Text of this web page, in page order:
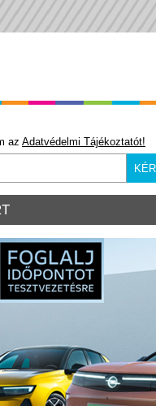
az Adatvédelmi Tájékoztatót!